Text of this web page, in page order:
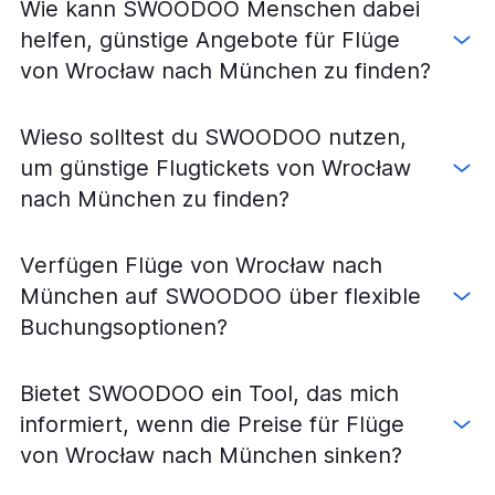
Flüge von Kattowitz nach Berlin
Flüge von Krakau nach Dresden
Flüge von Warschau–Chopin nach München
Flüge von Krakau nach Stuttgart
Flüge von Wrocław nach Frankfurt am Main
Flüge von Posen nach Düsseldorf
Flüge von Danzig nach Berlin
Flüge von Kattowitz nach Frankfurt am Main
Flüge von Warschau–Chopin nach Dortmund
Wie kann SWOODOO Menschen dabei
helfen, günstige Angebote für Flüge
von Wrocław nach München zu finden?
Wieso solltest du SWOODOO nutzen,
um günstige Flugtickets von Wrocław
nach München zu finden?
Verfügen Flüge von Wrocław nach
München auf SWOODOO über flexible
Buchungsoptionen?
Bietet SWOODOO ein Tool, das mich
informiert, wenn die Preise für Flüge
von Wrocław nach München sinken?